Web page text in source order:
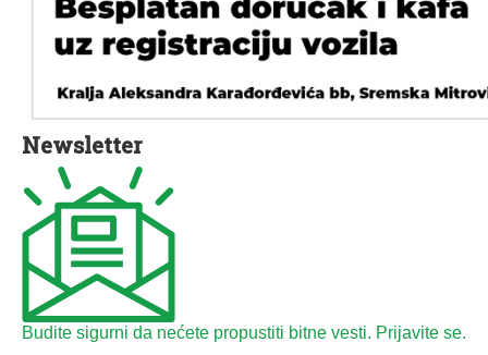
Newsletter
Budite sigurni da nećete propustiti bitne vesti. Prijavite se.